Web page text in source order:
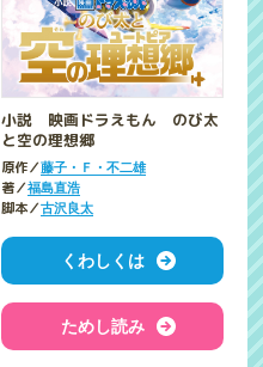
小説 映画ドラえもん のび太
と空の理想郷
原作／藤子・Ｆ・不二雄
著／福島直浩
脚本／古沢良太
くわしくは
ためし読み